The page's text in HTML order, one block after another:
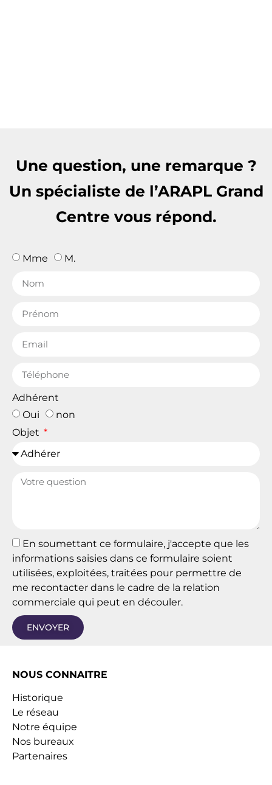
Une question, une remarque ?
Un spécialiste de l’ARAPL Grand
Centre vous répond.
Mme M.
Adhérent
Oui
non
Objet
En soumettant ce formulaire, j'accepte que les
informations saisies dans ce formulaire soient
utilisées, exploitées, traitées pour permettre de
me recontacter dans le cadre de la relation
commerciale qui peut en découler.
ENVOYER
NOUS CONNAITRE
Historique
Le réseau
Notre équipe
Nos bureaux
Partenaires